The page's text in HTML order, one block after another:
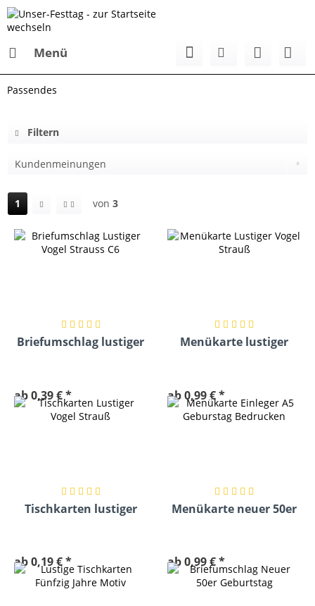
Menü
Passendes
Filtern
1 von 3
Briefumschlag lustiger
ab 0,39 € *
Menükarte lustiger
ab 0,99 € *
Tischkarten lustiger
ab 0,19 € *
Menükarte neuer 50er
ab 0,99 € *